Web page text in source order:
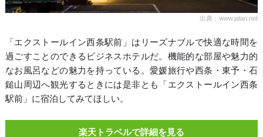
出典：www.jalan.net
「エクストールイン西条駅前」はリーズナブルで快適な時間を
過ごすことのできるビジネスホテルだ。機能的な部屋や魅力的
なお風呂などの魅力を持っている。愛媛旅行や西条・東予・石
鎚山周辺へ観光するときには是非とも「エクストールイン西条
駅前」に宿泊してみてほしい。
楽天トラベルで詳細を見る